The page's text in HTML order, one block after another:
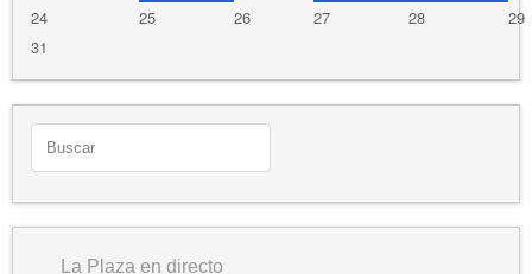
24 25 26 27 28
29
31
La Plaza en directo